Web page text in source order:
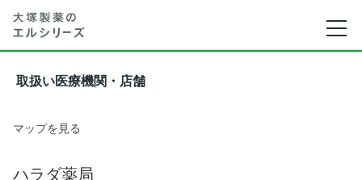
取扱い医療機関・店舗
マップを見る
ハラダ薬局